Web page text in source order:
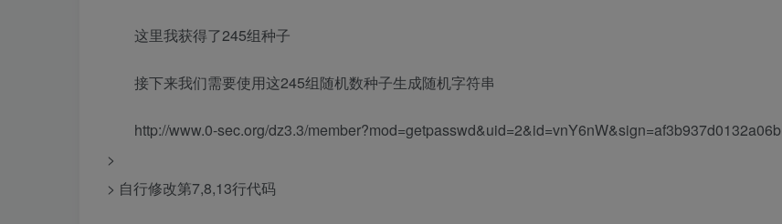
这里我获得了245组种子
接下来我们需要使用这245组随机数种子生成随机字符串
http://www.0-sec.org/dz3.3/member?mod=getpasswd&uid=2&id=vnY6nW&sign=af3b937d0132a06b
>
> 自行修改第7,8,13行代码